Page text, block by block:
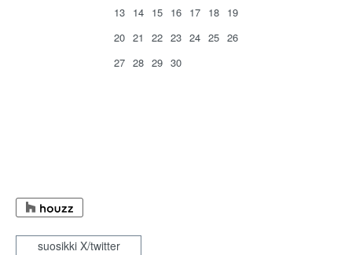
13 14 15 16 17 18 19
20 21 22 23 24 25 26
27 28 29 30
suosikki X/twitter